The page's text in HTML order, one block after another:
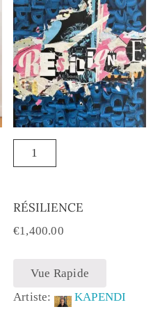
RÉSILIENCE
€1,400.00
Vue Rapide
Artiste:
KAPENDI